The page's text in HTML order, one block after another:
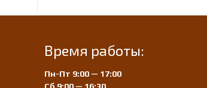
Время работы:
Пн-Пт 9:00 — 17:00